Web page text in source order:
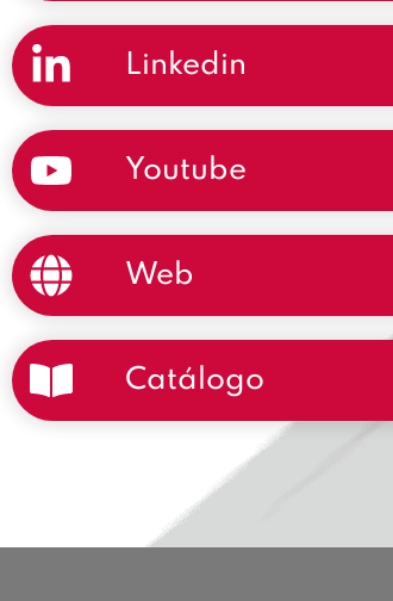
Linkedin
Youtube
Web
Catálogo